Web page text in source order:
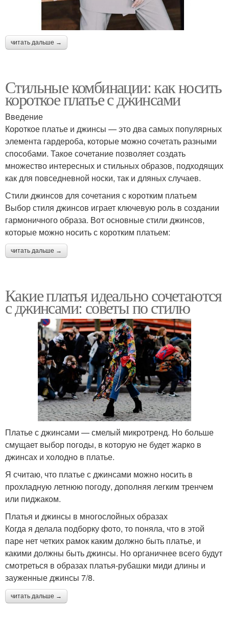
читать дальше →
Стильные комбинации: как носить
короткое платье с джинсами
Введение
Короткое платье и джинсы — это два самых популярных
элемента гардероба, которые можно сочетать разными
способами. Такое сочетание позволяет создать
множество интересных и стильных образов, подходящих
как для повседневной носки, так и дляных случаев.
Стили джинсов для сочетания с коротким платьем
Выбор стиля джинсов играет ключевую роль в создании
гармоничного образа. Вот основные стили джинсов,
которые можно носить с коротким платьем:
читать дальше →
Какие платья идеально сочетаются
с джинсами: советы по стилю
Платье с джинсами — смелый микротренд. Но больше
смущает выбор погоды, в которую не будет жарко в
джинсах и холодно в платье.
Я считаю, что платье с джинсами можно носить в
прохладную летнюю погоду, дополняя легким тренчем
или пиджаком.
Платья и джинсы в многослойных образах
Когда я делала подборку фото, то поняла, что в этой
паре нет четких рамок каким должно быть платье, и
какими должны быть джинсы. Но органичнее всего будут
смотреться в образах платья-рубашки миди длины и
зауженные джинсы 7/8.
читать дальше →